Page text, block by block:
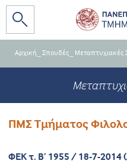
Αρχική Σπουδές Μεταπτυχιακές
ΠΜΣ Τμήματος
ΦΕΚ τ. Β’ 1955 / 18-7-